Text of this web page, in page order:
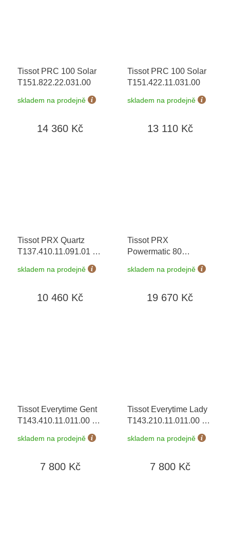
Tissot PRC 100 Solar
T151.822.22.031.00
skladem na prodejně
14 360 Kč
Tissot PRC 100 Solar
T151.422.11.031.00
skladem na prodejně
13 110 Kč
Tissot PRX Quartz
T137.410.11.091.01 +
prodloužená záruka 5
let + 5 let na výměnu
možnost výměny do 90
skladem na prodejně
10 460 Kč
Tissot PRX
Powermatic 80
T137.407.11.041.00+
prodloužená záruka 5
do 90 dní
skladem na prodejně
19 670 Kč
Tissot Everytime Gent
T143.410.11.011.00 +
prodloužená záruka 5
let + 5 let na výměnu
možnost výměny do 90
skladem na prodejně
7 800 Kč
Tissot Everytime Lady
T143.210.11.011.00 +
prodloužená záruka 5
let + 5 let na výměnu
možnost výměny do 90
skladem na prodejně
7 800 Kč